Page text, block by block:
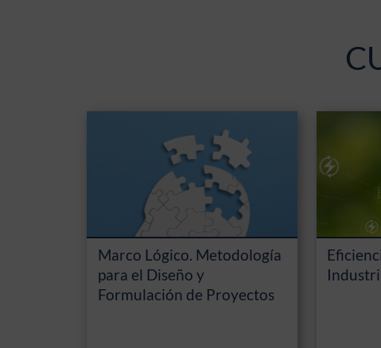
Marco Lógico. Metodología
para el Diseño y
Formulación de Proyectos